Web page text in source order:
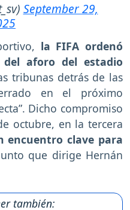
September 29,
la FIFA ordenó
aforo del estadio
tribunas detrás de las
en el próximo
Dicho compromiso
octubre, en la tercera
encuentro clave para
que dirige Hernán
también: